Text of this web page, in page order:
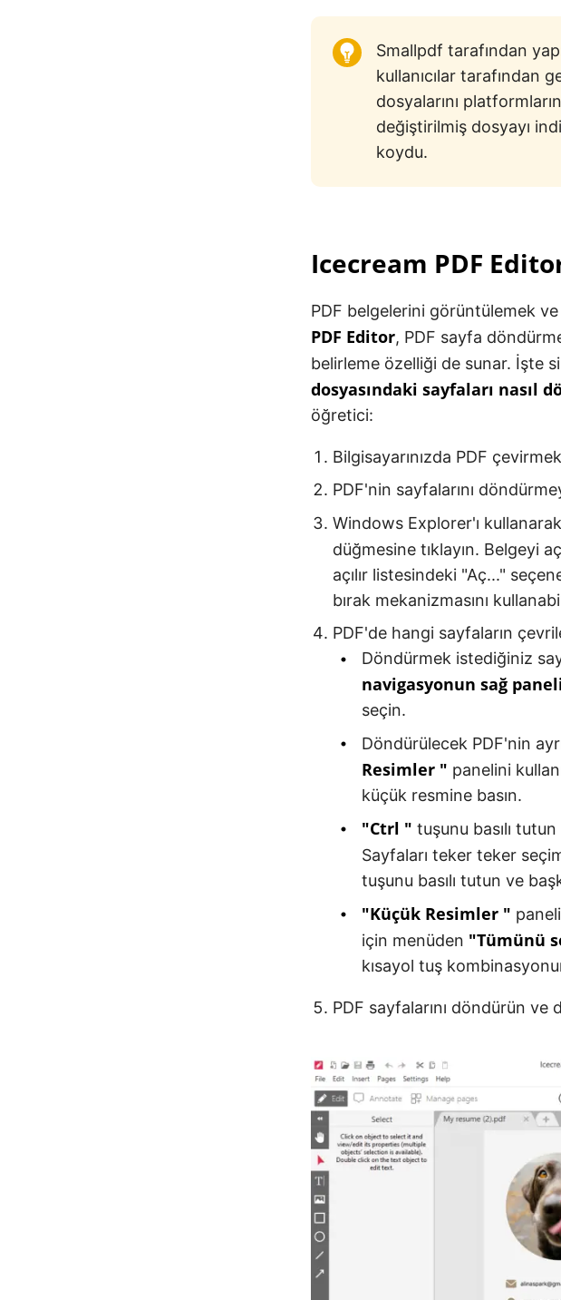
Smallpdf tarafından
kullanıcılar tarafından
dosyalarını
değiştirilmiş dosyayı
koydu.
Icecream PDF
PDF belgelerini görüntülemek
PDF Editor, PDF sayfa
belirleme özelliği de sunar. İşte
dosyasındaki sayfaları nasıl
öğretici:
Bilgisayarınızda PDF
PDF'nin sayfalarını
Windows Explorer'ı
düğmesine tıklayın. Belgeyi
açılır listesindeki "Aç..."
bırak mekanizmasını
PDF'de hangi sayfaların
Döndürmek istediğiniz
navigasyonun sağ
seçin.
Döndürülecek PDF'nin
Resimler " panelini
küçük resmine basın.
"Ctrl " tuşunu basılı
Sayfaları teker teker
tuşunu basılı tutun ve
"Küçük Resimler "
için menüden "Tümünü
kısayol tuş
PDF sayfalarını döndürün